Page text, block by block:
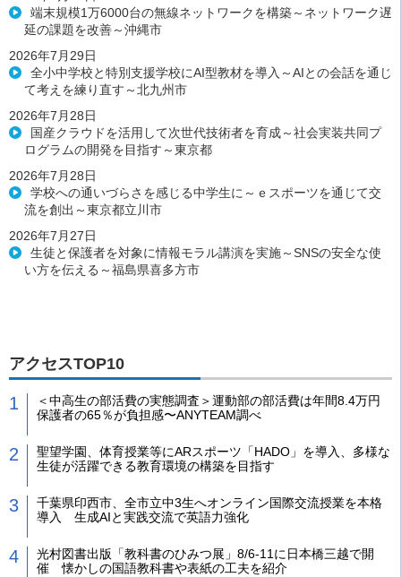
端末規模1万6000台の無線ネットワークを構築～ネットワーク遅
延の課題を改善～沖縄市
2026年7月29日
全小中学校と特別支援学校にAI型教材を導入～AIとの会話を通じ
て考えを練り直す～北九州市
2026年7月28日
国産クラウドを活用して次世代技術者を育成～社会実装共同プ
ログラムの開発を目指す～東京都
2026年7月28日
学校への通いづらさを感じる中学生に～ｅスポーツを通じて交
流を創出～東京都立川市
2026年7月27日
生徒と保護者を対象に情報モラル講演を実施～SNSの安全な使
い方を伝える～福島県喜多方市
アクセスTOP10
＜中高生の部活費の実態調査＞運動部の部活費は年間8.4万円
保護者の65％が負担感〜ANYTEAM調べ
聖望学園、体育授業等にARスポーツ「HADO」を導入、多様な
生徒が活躍できる教育環境の構築を目指す
千葉県印西市、全市立中3生へオンライン国際交流授業を本格
導入 生成AIと実践交流で英語力強化
光村図書出版「教科書のひみつ展」8/6-11に日本橋三越で開
催 懐かしの国語教科書や表紙の工夫を紹介